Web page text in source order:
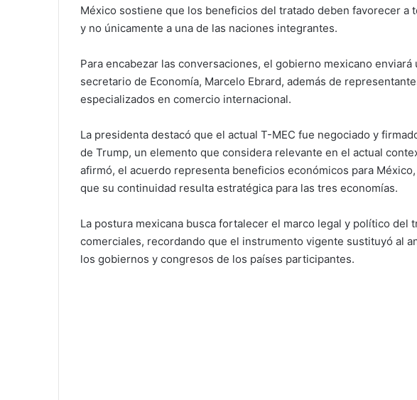
México sostiene que los beneficios del tratado deben favorecer a
y no únicamente a una de las naciones integrantes.
Para encabezar las conversaciones, el gobierno mexicano
secretario de Economía, Marcelo Ebrard, además de
especializados en comercio internacional.
La presidenta destacó que el actual T-MEC fue negociado y
de Trump, un elemento que considera relevante en el actual
afirmó, el acuerdo representa beneficios económicos para
que su continuidad resulta estratégica para las tres economías.
La postura mexicana busca fortalecer el marco legal y político del
comerciales, recordando que el instrumento vigente sustituyó al
los gobiernos y congresos de los países participantes.